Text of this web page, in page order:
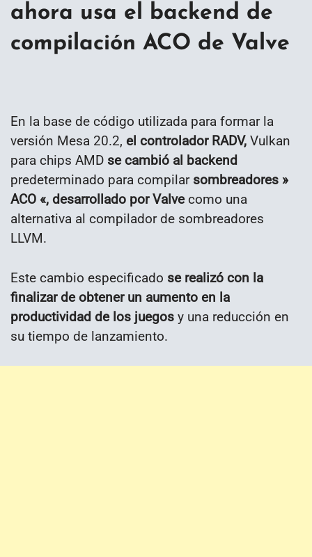
ahora usa el backend de
compilación ACO de Valve
En la base de código utilizada para formar la
versión Mesa 20.2, el controlador RADV, Vulkan
para chips AMD se cambió al backend
predeterminado para compilar sombreadores »
ACO «, desarrollado por Valvecomo una
alternativa al compilador de sombreadores
LLVM.
Este cambio especificado se realizó con la
finalizar de obtener un aumento en la
productividad de los juegos y una reducción en
su tiempo de lanzamiento.